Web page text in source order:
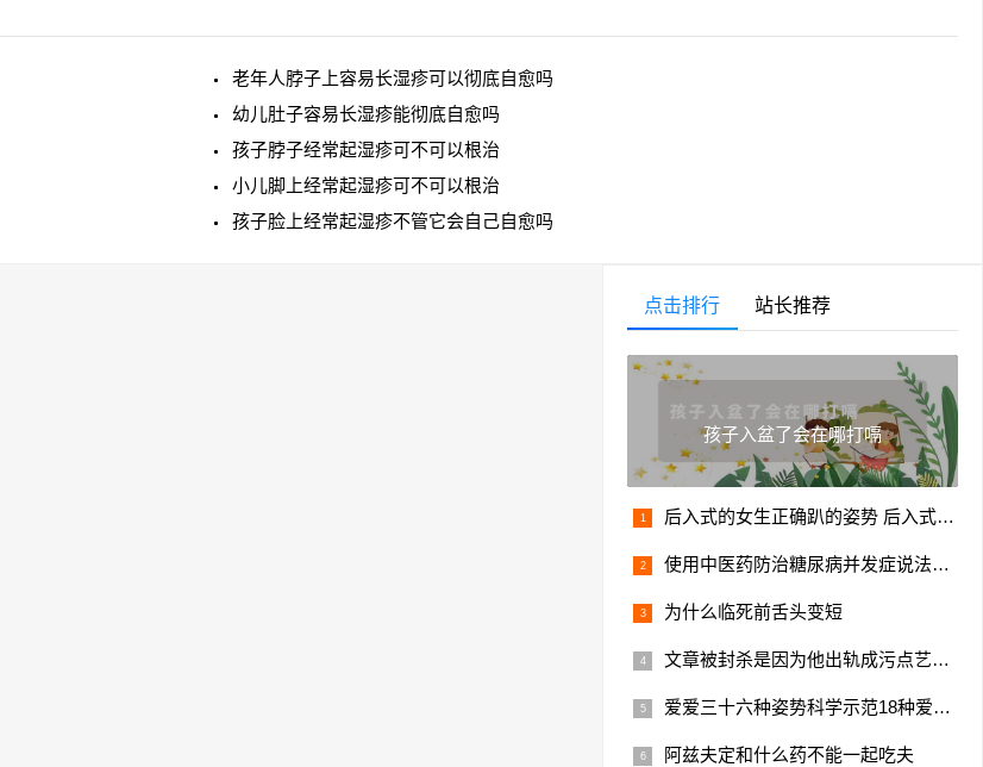
老年人脖子上容易长湿疹可以彻底自愈吗
幼儿肚子容易长湿疹能彻底自愈吗
孩子脖子经常起湿疹可不可以根治
小儿脚上经常起湿疹可不可以根治
孩子脸上经常起湿疹不管它会自己自愈吗
点击排行 站长推荐
孩子入盆了会在哪打嗝
后入式的女生正确趴的姿势 后入式女孩的标准姿势
使用中医药防治糖尿病并发症说法正确的是什么
为什么临死前舌头变短
文章被封杀是因为他出轨成污点艺人，文章现状落魄
爱爱三十六种姿势科学示范18种爱爱姿势、真人图解
阿兹夫定和什么药不能一起吃夫